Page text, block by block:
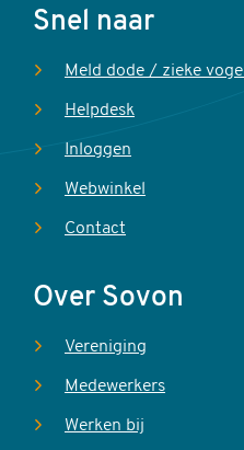
Voet
Snel naar
Meld dode / zieke vogel
Helpdesk
Inloggen
Webwinkel
Contact
Over Sovon
Vereniging
Medewerkers
Werken bij